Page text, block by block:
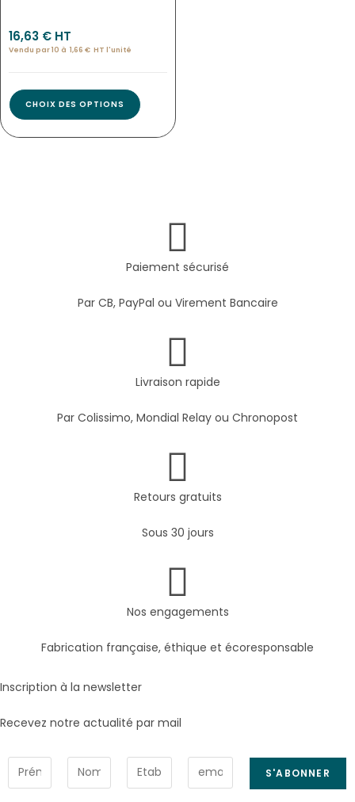
16,63 € HT
Vendu par 10 à 1,66 € HT l'unité
CHOIX DES OPTIONS
Paiement sécurisé
Par CB, PayPal ou Virement Bancaire
Livraison rapide
Par Colissimo, Mondial Relay ou Chronopost
Retours gratuits
Sous 30 jours
Nos engagements
Fabrication française, éthique et écoresponsable
Inscription à la newsletter
Recevez notre actualité par mail